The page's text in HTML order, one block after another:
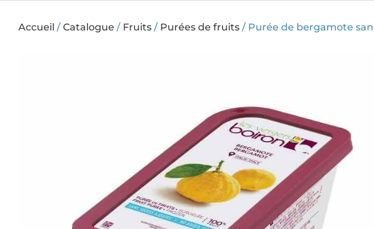
Accueil / Catalogue / Fruits / Purées de fruits / Purée de bergamote